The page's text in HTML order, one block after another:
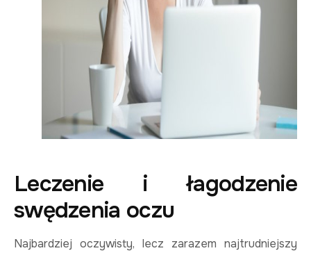
Leczenie i łagodzenie
swędzenia oczu
Najbardziej oczywisty, lecz zarazem najtrudniejszy